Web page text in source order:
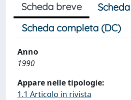
Scheda breve
Scheda completa (DC)
Anno
1990
Appare nelle tipologie:
1.1 Articolo in rivista